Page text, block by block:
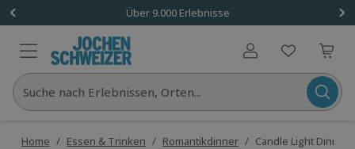
Über 9.000 Erlebnisse
Benutzerkonto
Suche nach Erlebnissen, Orten...
Home / Essen & Trinken / Romantikdinner / Candle Light Dinner